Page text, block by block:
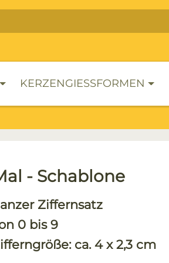
KERZENGIESSFORMEN
- Schablone
Ziffernsatz
0 bis 9
ca. 4 x 2,3 cm